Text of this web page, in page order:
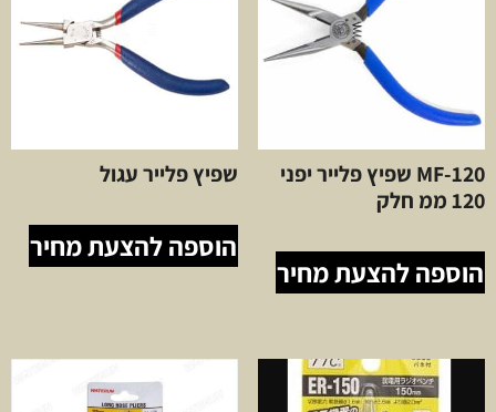
MF-120 שפיץ פלייר יפני
120 ממ חלק
הוספה להצעת מחיר
שפיץ פלייר עגול
הוספה להצעת מחיר